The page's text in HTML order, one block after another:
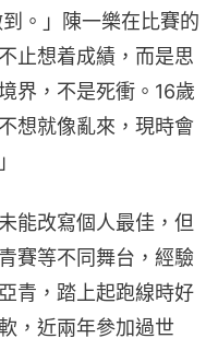
。」陳一樂在比賽的
止想着成績，而是思
界，不是死衝。16歲
想就像亂來，現時會
能改寫個人最佳，但
賽等不同舞台，經驗
青，踏上起跑線時好
，近兩年參加過世